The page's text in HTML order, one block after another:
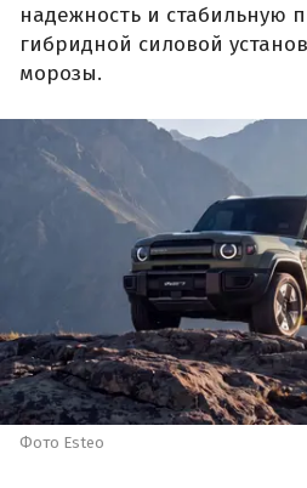
надежность и стабильную
гибридной силовой
морозы.
Фото Esteo